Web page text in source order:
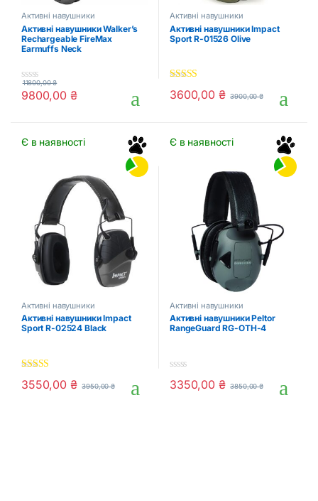
Активні навушники
Активні навушники Walker’s
Rechargeable FireMax
Earmuffs Neck
0
o
f
5
9800,00 ₴
11800,00₴
Активні навушники
Активні навушники Impact
Sport R-01526 Olive
5.00out of 5
3600,00 ₴ 3900,00₴
Є в наявності
Активні навушники
Активні навушники Impact
Sport R-02524 Black
5.00out of 5
3550,00 ₴ 3950,00₴
Є в наявності
Активні навушники
Активні навушники Peltor
RangeGuard RG-OTH-4
0
o
3350,00 ₴ 3850,00₴